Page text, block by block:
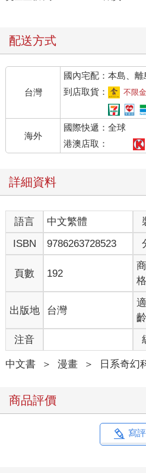
配送方式
台灣
國內宅配：本島、離
到店取貨：
不限
海外
國際快遞：全球
港澳店取：
詳細資料
語言 中文繁體
ISBN
9786263728523
頁數 192
格
出版地 台灣
齡
注音
中文書 ＞ 漫畫 ＞ 日系奇幻
商品評價
寫